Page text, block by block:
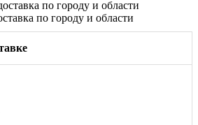
по городу и области